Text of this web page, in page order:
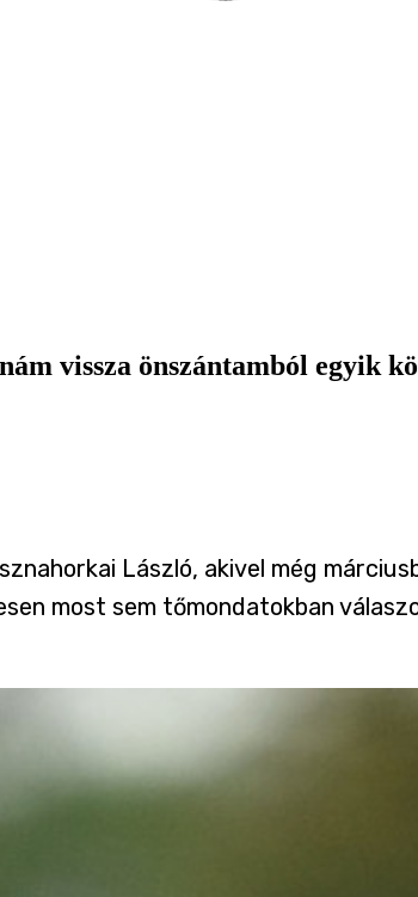
vissza önszántamból egyik
László, akivel még
most sem tőmondatokban